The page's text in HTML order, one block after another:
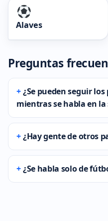
Alaves
Preguntas
¿Se pueden seguir
mientras se habla en la
¿Hay gente de otros
¿Se habla solo de